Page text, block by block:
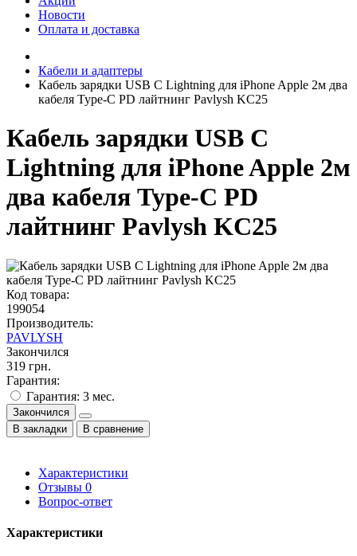
Новости
Оплата и доставка
Кабели и адаптеры
Кабель зарядки USB C Lightning для iPhone Apple 2м два
кабеля Type-C PD лайтнинг Pavlysh KC25
Кабель зарядки USB C
Lightning для iPhone Apple 2м
два кабеля Type-C PD
лайтнинг Pavlysh KC25
Код товара:
199054
Производитель:
PAVLYSH
Закончился
319 грн.
Гарантия:
Гарантия: 3 мес.
Закончился
В закладки
В сравнение
Характеристики
Отзывы 0
Вопрос-ответ
Характеристики